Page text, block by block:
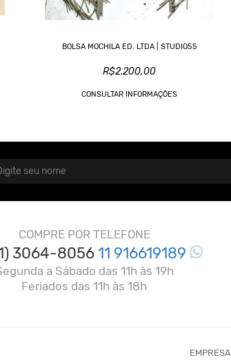
BOLSA MOCHILA ED. LTDA | STUDIO55
R$2.200,00
CONSULTAR INFORMAÇÕES
COMPRE POR TELEFONE
3064-805611 916619189
a Sábado das 11h às 19h
Feriados das 11h às 18h
EMPRESA